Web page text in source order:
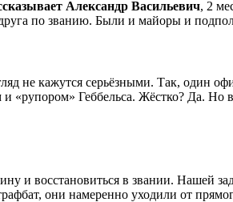
Александр Васильевич, 2
по званию. Были и майоры и
не кажутся серьёзными. Так, один
«рупором» Геббельса. Жёстко? Да.
и восстановиться в звании. Нашей
они намеренно уходили от